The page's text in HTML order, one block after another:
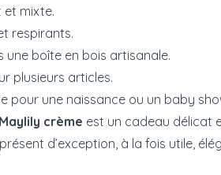
et mixte.
respirants.
une boîte en bois artisanale.
plusieurs articles.
pour une naissance ou un baby
crème est un cadeau délicat
d’exception, à la fois utile,